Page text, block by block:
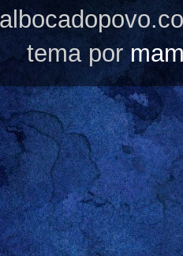
tema por